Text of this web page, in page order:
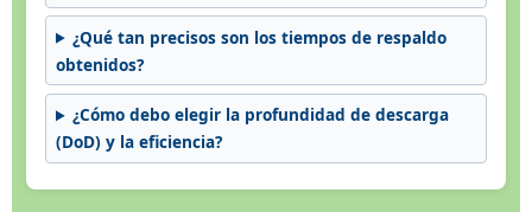
¿Qué tan precisos son los tiempos de respaldo
obtenidos?
¿Cómo debo elegir la profundidad de descarga
(DoD) y la eficiencia?